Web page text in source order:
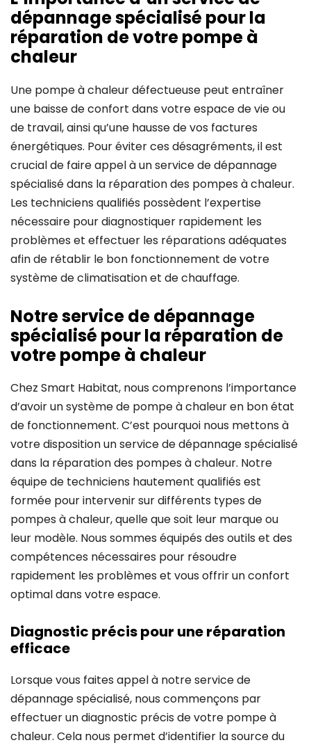
dépannage spécialisé pour la
réparation de votre pompe à
chaleur
Une pompe à chaleur défectueuse peut entraîner
une baisse de confort dans votre espace de vie ou
de travail, ainsi qu’une hausse de vos factures
énergétiques. Pour éviter ces désagréments, il est
crucial de faire appel à un service de dépannage
spécialisé dans la réparation des pompes à chaleur.
Les techniciens qualifiés possèdent l’expertise
nécessaire pour diagnostiquer rapidement les
problèmes et effectuer les réparations adéquates
afin de rétablir le bon fonctionnement de votre
système de climatisation et de chauffage.
Notre service de dépannage
spécialisé pour la réparation de
votre pompe à chaleur
Chez Smart Habitat, nous comprenons l’importance
d’avoir un système de pompe à chaleur en bon état
de fonctionnement. C’est pourquoi nous mettons à
votre disposition un service de dépannage spécialisé
dans la réparation des pompes à chaleur. Notre
équipe de techniciens hautement qualifiés est
formée pour intervenir sur différents types de
pompes à chaleur, quelle que soit leur marque ou
leur modèle. Nous sommes équipés des outils et des
compétences nécessaires pour résoudre
rapidement les problèmes et vous offrir un confort
optimal dans votre espace.
Diagnostic précis pour une réparation
efficace
Lorsque vous faites appel à notre service de
dépannage spécialisé, nous commençons par
effectuer un diagnostic précis de votre pompe à
chaleur. Cela nous permet d’identifier la source du